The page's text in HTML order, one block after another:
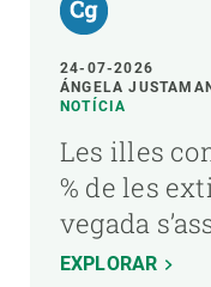
24-07-2026
ÁNGELA
NOTÍCIA
Les illes
% de les
vegada
EXPLORAR